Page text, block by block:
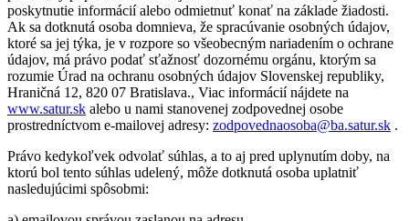
poskytnutie informácií alebo odmietnuť konať na základe žiadosti.
Ak sa dotknutá osoba domnieva, že spracúvanie osobných údajov,
ktoré sa jej týka, je v rozpore so všeobecným nariadením o ochrane
údajov, má právo podať sťažnosť dozornému orgánu, ktorým sa
rozumie Úrad na ochranu osobných údajov Slovenskej republiky,
Hraničná 12, 820 07 Bratislava., Viac informácií nájdete na
www.satur.sk alebo u nami stanovenej zodpovednej osobe
prostredníctvom e-mailovej adresy: zodpovednaosoba@ba.satur.sk .
Právo kedykoľvek odvolať súhlas, a to aj pred uplynutím doby, na
ktorú bol tento súhlas udelený, môže dotknutá osoba uplatniť
nasledujúcimi spôsobmi: